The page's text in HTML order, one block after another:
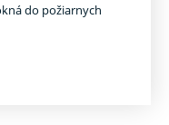
do požiarnych